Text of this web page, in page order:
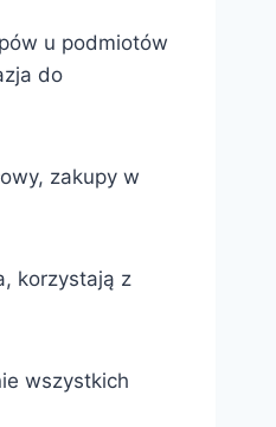
u podmiotów
do
zakupy w
korzystają z
wszystkich